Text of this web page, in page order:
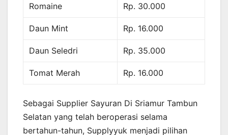
Romaine Rp. 30.000
Daun Mint Rp. 16.000
Daun Seledri Rp. 35.000
Tomat Merah Rp. 16.000
Sebagai Supplier Sayuran Di Sriamur Tambun
Selatan yang telah beroperasi selama
bertahun-tahun, Supplyyuk menjadi pilihan